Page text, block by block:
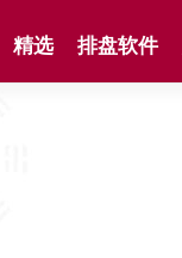
精选 排盘软件